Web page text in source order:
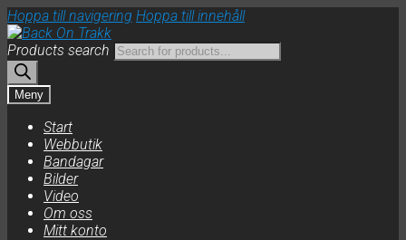
Hoppa till navigering Hoppa till innehåll
Products search
Meny
Start
Webbutik
Bandagar
Bilder
Video
Om oss
Mitt konto